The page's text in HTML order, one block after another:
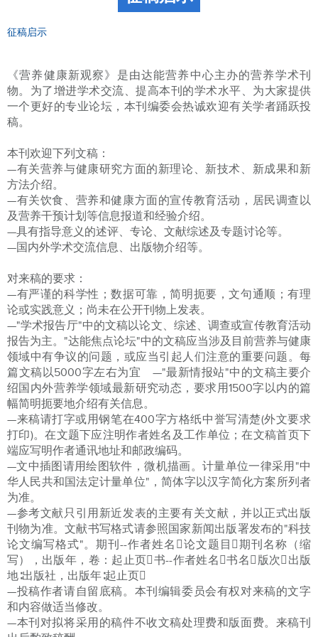
征稿启示
《营养健康新观察》是由达能营养中心主办的营养学术刊
物。为了增进学术交流、提高本刊的学术水平、为大家提供
一个更好的专业论坛，本刊编委会热诚欢迎有关学者踊跃投
稿。
本刊欢迎下列文稿：
—有关营养与健康研究方面的新理论、新技术、新成果和新
方法介绍。
—有关饮食、营养和健康方面的宣传教育活动，居民调查以
及营养干预计划等信息报道和经验介绍。
—具有指导意义的述评、专论、文献综述及专题讨论等。
—国内外学术交流信息、出版物介绍等。
对来稿的要求：
—有严谨的科学性；数据可靠，简明扼要，文句通顺；有理
论或实践意义；尚未在公开刊物上发表。
—"学术报告厅"中的文稿以论文、综述、调查或宣传教育活动
报告为主。"达能焦点论坛"中的文稿应当涉及目前营养与健康
领域中有争议的问题，或应当引起人们注意的重要问题。每
篇文稿以5000字左右为宜 —"最新情报站"中的文稿主要介
绍国内外营养学领域最新研究动态，要求用1500字以内的篇
幅简明扼要地介绍有关信息。
—来稿请打字或用钢笔在400字方格纸中誉写清楚(外文要求
打印)。在文题下应注明作者姓名及工作单位；在文稿首页下
端应写明作者通讯地址和邮政编码。
—文中插图请用绘图软件，微机描画。计量单位一律采用"中
华人民共和国法定计量单位"，简体字以汉字简化方案所列者
为准。
—参考文献只引用新近发表的主要有关文献，并以正式出版
刊物为准。文献书写格式请参照国家新闻出版署发布的"科技
论文编写格式"。期刊--作者姓名论文题目期刊名称（缩
写），出版年，卷：起止页书--作者姓名书名版次出版
地∶出版社，出版年∶起止页
—投稿作者请自留底稿。本刊编辑委员会有权对来稿的文字
和内容做适当修改。
—本刊对拟将采用的稿件不收文稿处理费和版面费。来稿刊